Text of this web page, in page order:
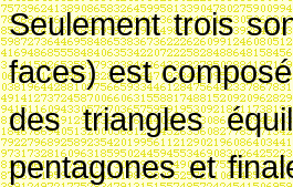
Seulement trois
faces) est
des triangles
pentagones et